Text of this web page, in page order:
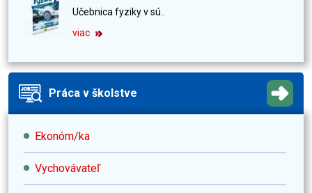
Učebnica fyziky v sú..
viac
Práca v školstve
Ekonóm/ka
Vychovávateľ